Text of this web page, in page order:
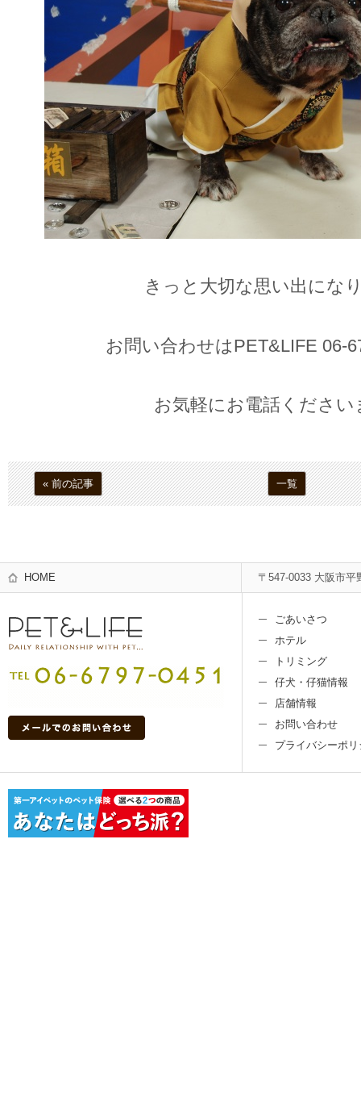
きっと大切な思い出にな
お問い合わせはPET&LIFE 06-
お気軽にお電話ください
« 前の記事 一覧
HOME 〒547-0033 大阪市平
ごあいさつ
ホテル
トリミング
仔犬・仔猫情報
店舗情報
お問い合わせ
プライバシーポリ